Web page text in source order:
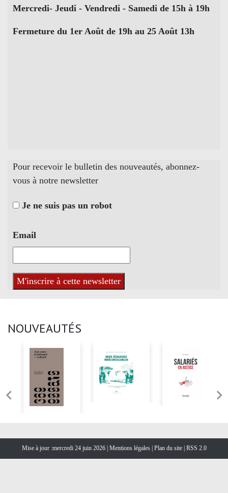
Mercredi- Jeudi - Vendredi - Samedi de 15h à 19h
Fermeture du 1er Août de 19h au 25 Août 13h
Pour recevoir le bulletin des nouveautés, abonnez-
vous à notre newsletter
Je ne suis pas un robot
Email
NOUVEAUTÉS
Mise à jour :mercredi 24 juin 2026 | Mentions légales | Plan du site |RSS 2.0